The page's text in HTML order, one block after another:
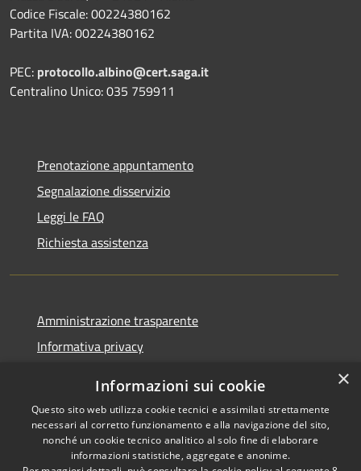
Codice Fiscale: 00224380162
Partita IVA: 00224380162
PEC: protocollo.albino@cert.saga.it
Centralino Unico: 035 759911
Prenotazione appuntamento
Segnalazione disservizio
Leggi le FAQ
Richiesta assistenza
Amministrazione trasparente
Informativa privacy
Dichiarazione di accessibilità
×
Informazioni sui cookie
Questo sito web utilizza cookie tecnici e assimilati strettamente
necessari al corretto funzionamento e alla navigazione del sito,
nonché un cookie tecnico analitico al solo fine di elaborare
informazioni statistiche, aggregate e anonime.